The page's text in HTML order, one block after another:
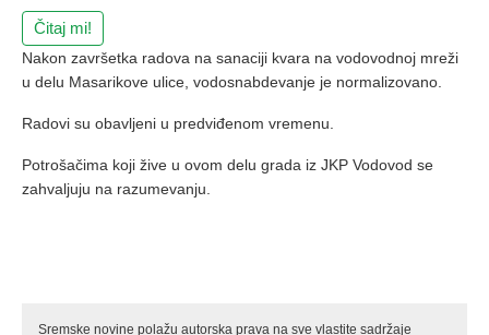
Čitaj mi!
Nakon završetka radova na sanaciji kvara na vodovodnoj mreži
u delu Masarikove ulice, vodosnabdevanje je normalizovano.
Radovi su obavljeni u predviđenom vremenu.
Potrošačima koji žive u ovom delu grada iz JKP Vodovod se
zahvaljuju na razumevanju.
Sremske novine polažu autorska prava na sve vlastite sadržaje